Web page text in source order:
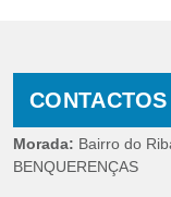
CONTACTOS
Morada: Bairro do
BENQUERENÇAS